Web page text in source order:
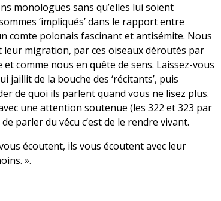
monologues sans qu’elles lui soient
‘impliqués’ dans le rapport entre
comte polonais fascinant et antisémite. Nous
migration, par ces oiseaux déroutés par
comme nous en quête de sens. Laissez-vous
de la bouche des ‘récitants’, puis
de quoi ils parlent quand vous ne lisez plus.
une attention soutenue (les 322 et 323 par
parler du vécu c’est de le rendre vivant.
écoutent, ils vous écoutent avec leur
».
CONCOURS : CALENDRIER DE L’AVENT – UNE
COPIE DU JEU « GRID, ULTIMATE EDITION »
SUR XBOX ONE OU PS4
Daily Passions